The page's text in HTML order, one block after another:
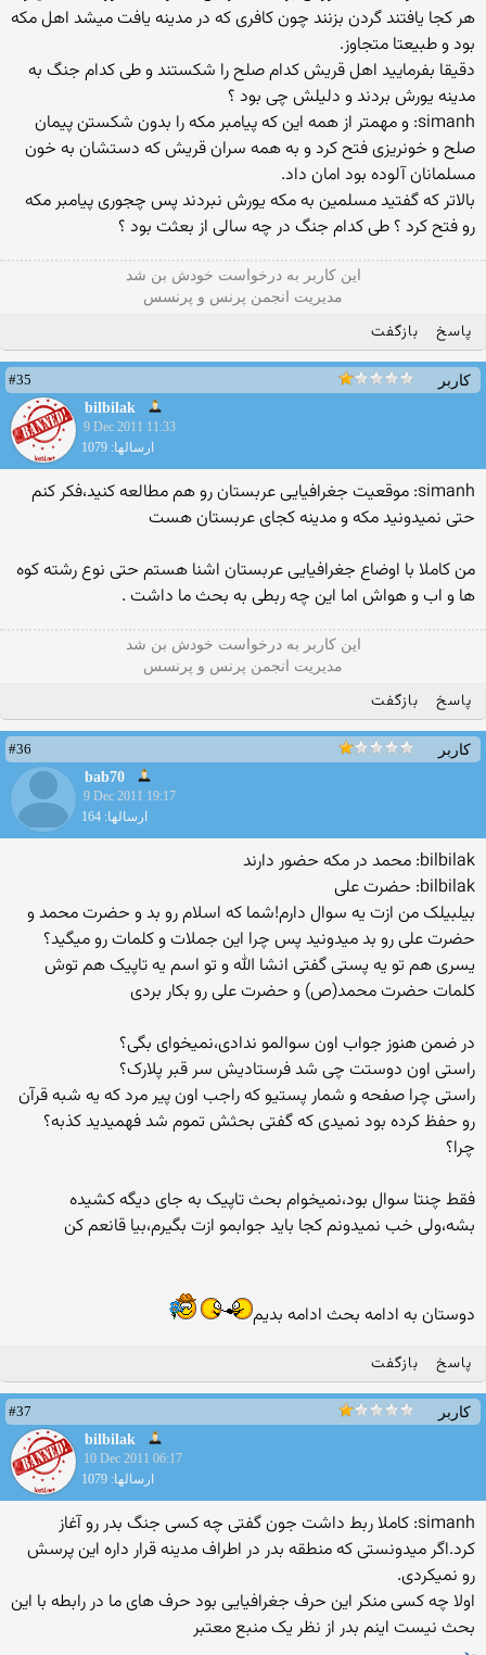
هر کجا یافتند گردن بزنند چون کافری که در مدینه یافت میشد اهل مکه
بود و طبیعتا متجاوز.
دقیقا بفرمایید اهل قریش کدام صلح را شکستند و طی کدام جنگ به
مدینه یورش بردند و دلیلش چی بود ؟
simanh: و مهمتر از همه این که پیامبر مکه را بدون شکستن پیمان
صلح و خونریزی فتح کرد و به همه سران قریش که دستشان به خون
مسلمانان آلوده بود امان داد.
بالاتر که گفتید مسلمین به مکه یورش نبردند پس چجوری پیامبر مکه
رو فتح کرد ؟ طی کدام جنگ در چه سالی از بعثت بود ؟
این كاربر به درخواست خودش بن شد
مدیریت انجمن پرنس و پرنسس
پاسخ بازگفت
کاربر
#35
bilbilak
9 Dec 2011 11:33
ارسالها: 1079
simanh: موقعیت جغرافیایی عربستان رو هم مطالعه کنید،فکر کنم
حتی نمیدونید مکه و مدینه کجای عربستان هست
من کاملا با اوضاع جغرافیایی عربستان اشنا هستم حتی نوع رشته کوه
ها و اب و هواش اما این چه ربطی به بحث ما داشت .
این كاربر به درخواست خودش بن شد
مدیریت انجمن پرنس و پرنسس
پاسخ بازگفت
کاربر
#36
bab70
9 Dec 2011 19:17
ارسالها: 164
bilbilak: محمد در مکه حضور دارند
bilbilak: حضرت علی
بیلبیلک من ازت یه سوال دارم!شما که اسلام رو بد و حضرت محمد و
حضرت علی رو بد میدونید پس چرا این جملات و کلمات رو میگید؟
یسری هم تو یه پستی گفتی انشا الله و تو اسم یه تاپیک هم توش
کلمات حضرت محمد(ص) و حضرت علی رو بکار بردی
در ضمن هنوز جواب اون سوالمو ندادی،نمیخوای بگی؟
راستی اون دوستت چی شد فرستادیش سر قبر پلارک؟
راستی چرا صفحه و شمار پستیو که راجب اون پیر مرد که یه شبه قرآن
رو حفظ کرده بود نمیدی که گفتی بحثش تموم شد فهمیدید کذبه؟
چرا؟
فقط چنتا سوال بود،نمیخوام بحث تاپیک به جای دیگه کشیده
بشه،ولی خب نمیدونم کجا باید جوابمو ازت بگیرم،بیا قانعم کن
دوستان به ادامه بحث ادامه بدیم
پاسخ بازگفت
کاربر
#37
bilbilak
10 Dec 2011 06:17
ارسالها: 1079
simanh: کاملا ربط داشت جون گفتی چه کسی جنگ بدر رو آغاز
کرد.اگر میدونستی که منطقه بدر در اطراف مدینه قرار داره این پرسش
رو نمیکردی.
اولا چه کسی منکر این حرف جغرافیایی بود حرف های ما در رابطه با این
بحث نیست اینم بدر از نظر یک منبع معتبر